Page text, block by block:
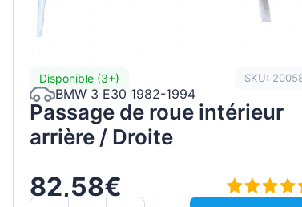
Disponible (3+) SKU:
BMW 3 E30 1982-1994
Passage de roue intérieur
arrière / Droite
82,58€